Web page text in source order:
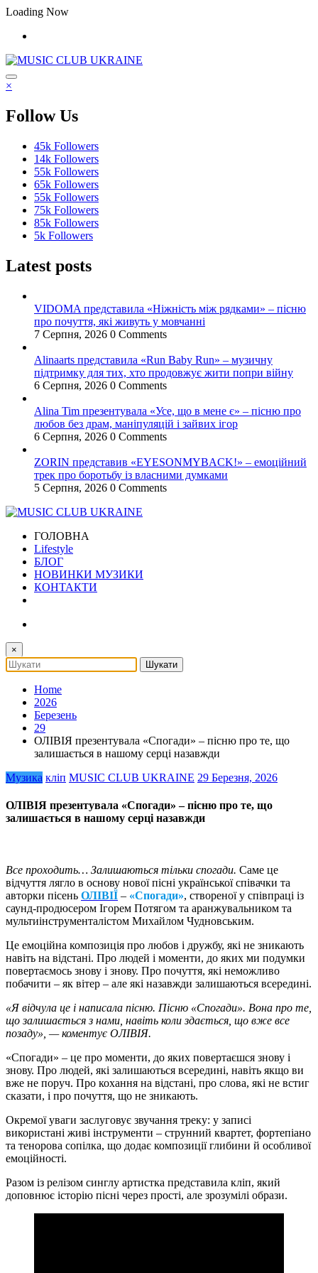
Перейти
контенту
Loading Now
×
Follow Us
45k Followers
14k Followers
55k Followers
65k Followers
55k Followers
75k Followers
85k Followers
5k Followers
Latest posts
VIDOMA представила «Ніжність між рядками» – пісню
про почуття, які живуть у мовчанні
7 Серпня, 2026 0 Comments
Alinaarts представила «Run Baby Run» – музичну
підтримку для тих, хто продовжує жити попри війну
6 Серпня, 2026 0 Comments
Alina Tim презентувала «Усе, що в мене є» – пісню про
любов без драм, маніпуляцій і зайвих ігор
6 Серпня, 2026 0 Comments
ZORIN представив «EYESONMYBACK!» – емоційний
трек про боротьбу із власними думками
5 Серпня, 2026 0 Comments
ГОЛОВНА
Lifestyle
БЛОГ
НОВИНКИ МУЗИКИ
КОНТАКТИ
×
Home
2026
Березень
29
ОЛІВІЯ презентувала «Спогади» – пісню про те, що
залишається в нашому серці назавжди
Музика кліп MUSIC CLUB UKRAINE 29 Березня, 2026
ОЛІВІЯ презентувала «Спогади» – пісню про те, що
залишається в нашому серці назавжди
Все проходить… Залишаються тільки спогади. Саме це
відчуття лягло в основу нової пісні української співачки та
авторки пісень ОЛІВІЇ – «Спогади», створеної у співпраці із
саунд-продюсером Ігорем Потягом та аранжувальником та
мультиінструменталістом Михайлом Чудновським.
Це емоційна композиція про любов і дружбу, які не зникають
навіть на відстані. Про людей і моменти, до яких ми подумки
повертаємось знову і знову. Про почуття, які неможливо
побачити – як вітер – але які назавжди залишаються всередині.
«Я відчула це і написала пісню. Пісню «Спогади». Вона про те,
що залишається з нами, навіть коли здається, що вже все
позаду», — коментує ОЛІВІЯ.
«Спогади» – це про моменти, до яких повертаєшся знову і
знову. Про людей, які залишаються всередині, навіть якщо ви
вже не поруч. Про кохання на відстані, про слова, які не встиг
сказати, і про почуття, що не зникають.
Окремої уваги заслуговує звучання треку: у записі
використані живі інструменти – струнний квартет, фортепіано
та тенорова сопілка, що додає композиції глибини й особливої
емоційності.
Разом із релізом синглу артистка представила кліп, який
доповнює історію пісні через прості, але зрозумілі образи.